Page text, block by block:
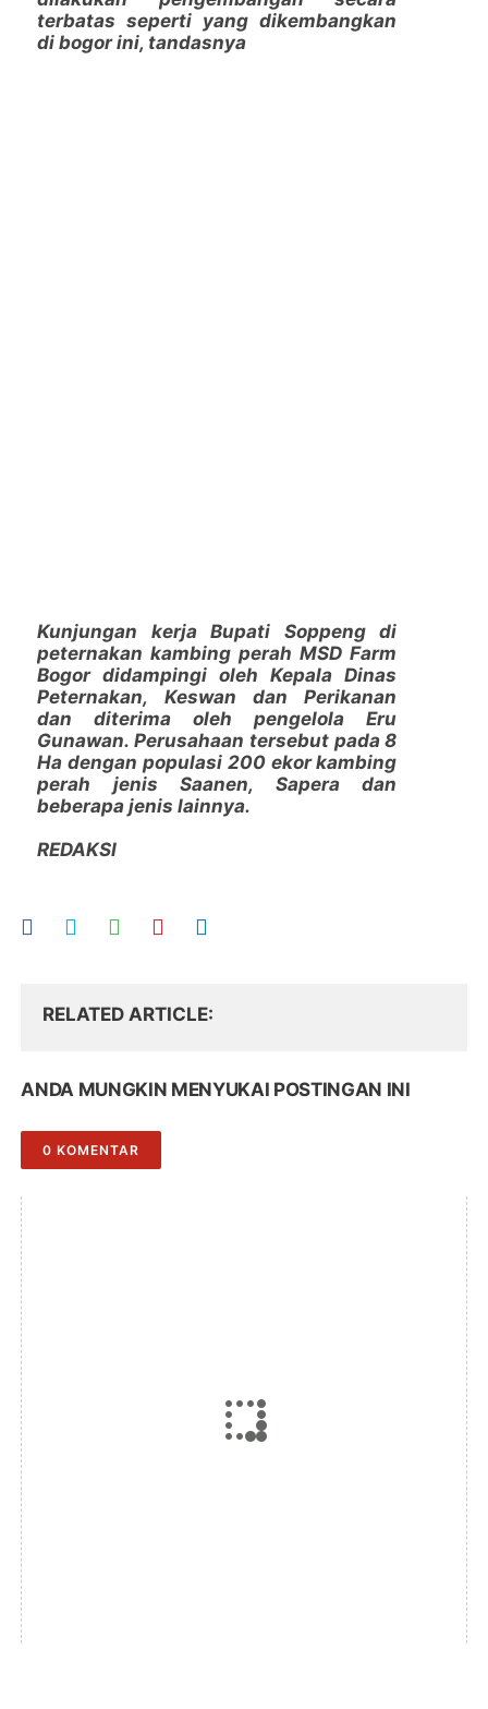
terbatas seperti yang dikembangkan
di bogor ini, tandasnya
Kunjungan kerja Bupati Soppeng di
peternakan kambing perah MSD Farm
Bogor didampingi oleh Kepala Dinas
Peternakan, Keswan dan Perikanan
dan diterima oleh pengelola Eru
Gunawan. Perusahaan tersebut pada 8
Ha dengan populasi 200 ekor kambing
perah jenis Saanen, Sapera dan
beberapa jenis lainnya.
REDAKSI
RELATED ARTICLE
ANDA MUNGKIN MENYUKAI POSTINGAN INI
0 KOMENTAR